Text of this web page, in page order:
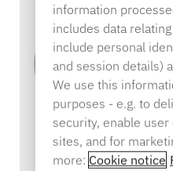
Magasin connecté
Opérateurs de
Accrochage de la
marchandises
Serrures intelligentes
Partenaires
Partenariats
Nous contacter
Spécifications
Études de cas
information
includes data
include personal
and session details)
We use this
purposes - e.g. to
security, enable
sites, and for
more: Cookie notice